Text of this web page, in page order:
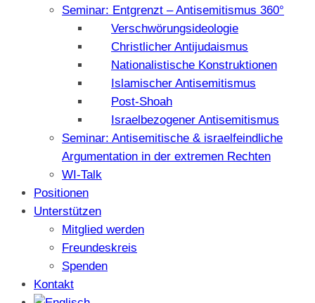
Seminar: Entgrenzt – Antisemitismus 360°
Verschwörungsideologie
Christlicher Antijudaismus
Nationalistische Konstruktionen
Islamischer Antisemitismus
Post-Shoah
Israelbezogener Antisemitismus
Seminar: Antisemitische & israelfeindliche
Argumentation in der extremen Rechten
WI-Talk
Positionen
Unterstützen
Mitglied werden
Freundeskreis
Spenden
Kontakt